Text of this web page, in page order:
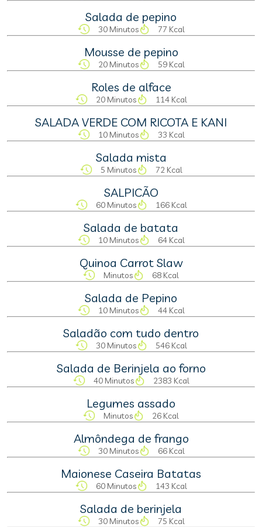
Salada de pepino
30 Minutos 77 Kcal
Mousse de pepino
20 Minutos 59 Kcal
Roles de alface
20 Minutos 114 Kcal
SALADA VERDE COM RICOTA E KANI
10 Minutos 33 Kcal
Salada mista
5 Minutos 72 Kcal
SALPICÃO
60 Minutos 166 Kcal
Salada de batata
10 Minutos 64 Kcal
Quinoa Carrot Slaw
Minutos 68 Kcal
Salada de Pepino
10 Minutos 44 Kcal
Saladão com tudo dentro
30 Minutos 546 Kcal
Salada de Berinjela ao forno
40 Minutos 2383 Kcal
Legumes assado
Minutos 26 Kcal
Almôndega de frango
30 Minutos 66 Kcal
Maionese Caseira Batatas
60 Minutos 143 Kcal
Salada de berinjela
30 Minutos 75 Kcal